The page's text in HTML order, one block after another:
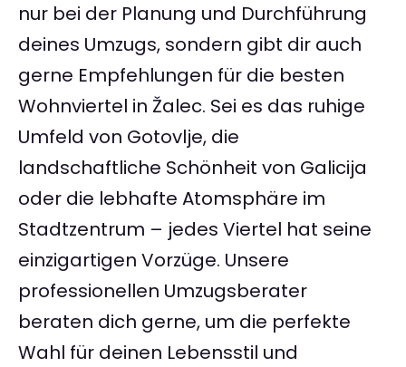
nur bei der Planung und Durchführung
deines Umzugs, sondern gibt dir auch
gerne Empfehlungen für die besten
Wohnviertel in Žalec. Sei es das ruhige
Umfeld von Gotovlje, die
landschaftliche Schönheit von Galicija
oder die lebhafte Atomsphäre im
Stadtzentrum – jedes Viertel hat seine
einzigartigen Vorzüge. Unsere
professionellen Umzugsberater
beraten dich gerne, um die perfekte
Wahl für deinen Lebensstil und